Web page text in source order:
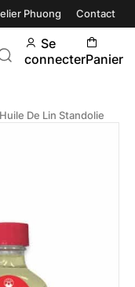
Phuong Contact
Se
connecterPanier
De Lin Standolie